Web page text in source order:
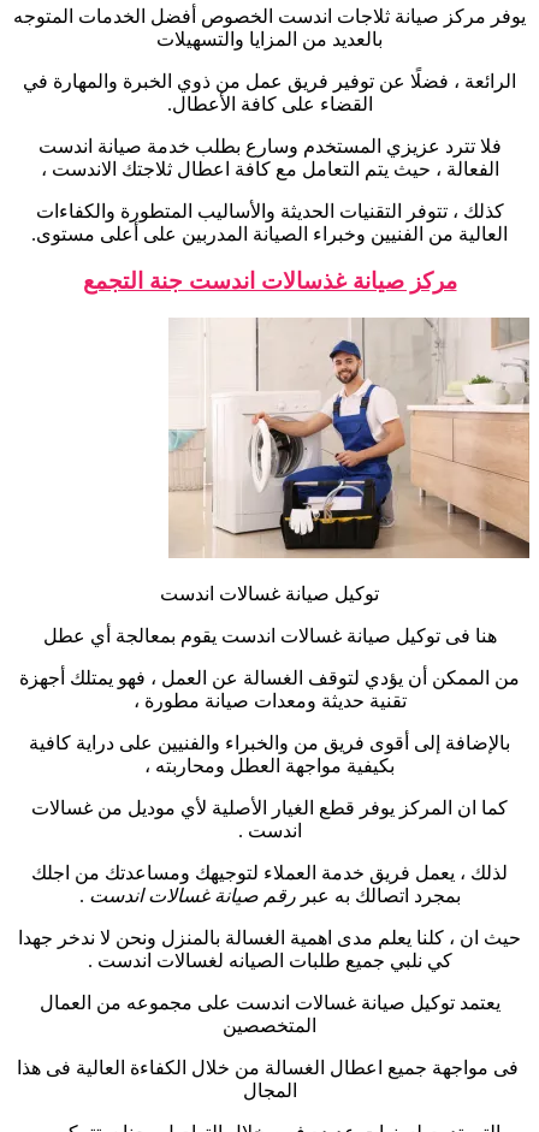
يوفر مركز صيانة ثلاجات اندست الخصوص أفضل الخدمات المتوجه
بالعديد من المزايا والتسهيلات
الرائعة ، فضلًا عن توفير فريق عمل من ذوي الخبرة والمهارة في
القضاء على كافة الأعطال.
فلا تترد عزيزي المستخدم وسارع بطلب خدمة صيانة اندست
الفعالة ، حيث يتم التعامل مع كافة اعطال ثلاجتك الاندست ،
كذلك ، تتوفر التقنيات الحديثة والأساليب المتطورة والكفاءات
العالية من الفنيين وخبراء الصيانة المدربين على أعلى مستوى.
مركز صيانة غذسالات اندست جنة التجمع
توكيل صيانة غسالات اندست
هنا فى توكيل صيانة غسالات اندست يقوم بمعالجة أي عطل
من الممكن أن يؤدي لتوقف الغسالة عن العمل ، فهو يمتلك أجهزة
تقنية حديثة ومعدات صيانة مطورة ،
بالإضافة إلى أقوى فريق من والخبراء والفنيين على دراية كافية
بكيفية مواجهة العطل ومحاربته ،
كما ان المركز يوفر قطع الغيار الأصلية لأي موديل من غسالات
اندست .
لذلك ، يعمل فريق خدمة العملاء لتوجيهك ومساعدتك من اجلك
بمجرد اتصالك به عبررقم صيانة غسالات اندست .
حيث ان ، كلنا يعلم مدى اهمية الغسالة بالمنزل ونحن لا ندخر جهدا
كي نلبي جميع طلبات الصيانه لغسالات اندست .
يعتمد توكيل صيانة غسالات اندست على مجموعه من العمال
المتخصصين
فى مواجهة جميع اعطال الغسالة من خلال الكفاءة العالية فى هذا
المجال